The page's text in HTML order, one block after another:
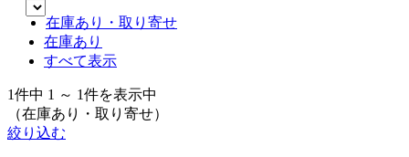
在庫あり・取り寄せ
在庫あり
すべて表示
1件中 1 ～ 1件を表示中
（在庫あり・取り寄せ）
絞り込む